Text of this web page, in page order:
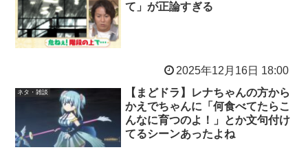
て」が正論すぎる
2025年12月16日 18:00
ネタ・雑談
【まどドラ】レナちゃんの方から
かえでちゃんに「何食べてたらこ
んなに育つのよ！」とか文句付け
てるシーンあったよね